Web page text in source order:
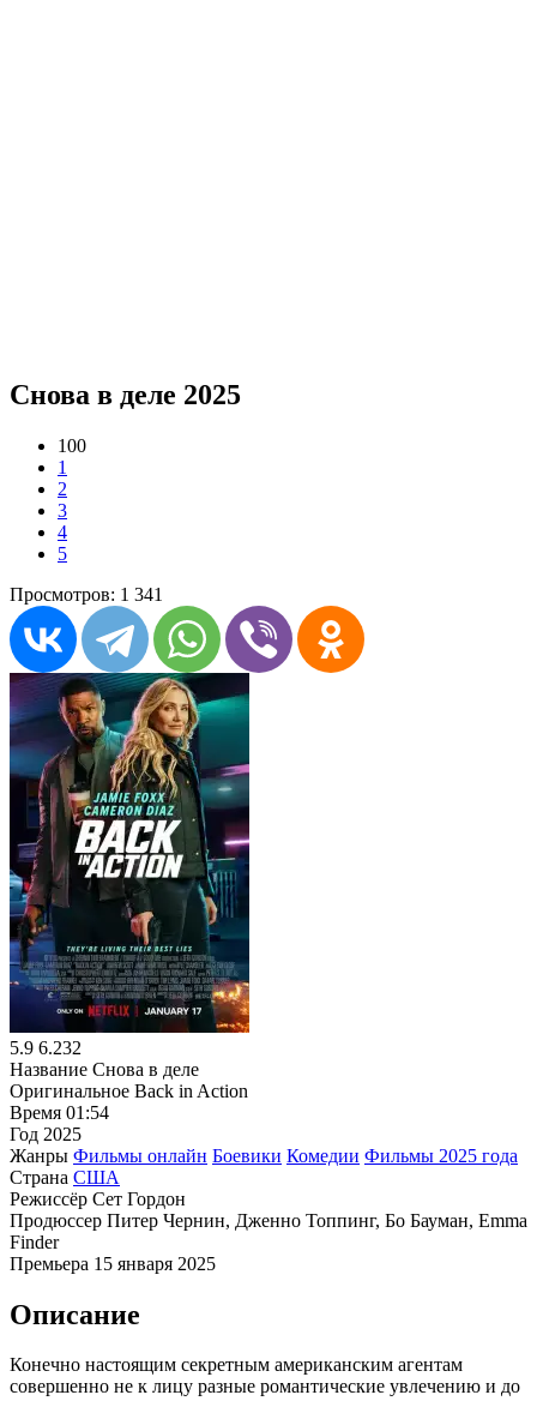
Снова в деле 2025
100
1
2
3
4
5
Просмотров: 1 341
5.9 6.232
Название Снова в деле
Оригинальное Back in Action
Время 01:54
Год 2025
Жанры Фильмы онлайн Боевики Комедии Фильмы 2025 года
Страна США
Режиссёр Сет Гордон
Продюссер Питер Чернин, Дженно Топпинг, Бо Бауман, Emma
Finder
Премьера 15 января 2025
Описание
Конечно настоящим секретным американским агентам
совершенно не к лицу разные романтические увлечению и до